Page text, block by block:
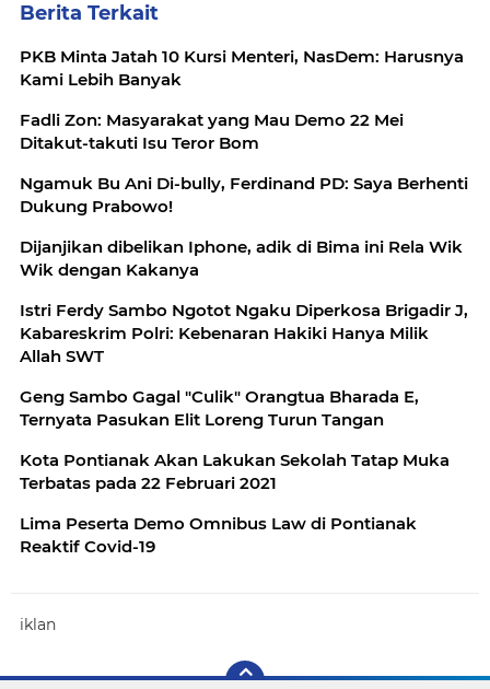
Berita Terkait
PKB Minta Jatah 10 Kursi Menteri, NasDem: Harusnya
Kami Lebih Banyak
Fadli Zon: Masyarakat yang Mau Demo 22 Mei
Ditakut-takuti Isu Teror Bom
Ngamuk Bu Ani Di-bully, Ferdinand PD: Saya Berhenti
Dukung Prabowo!
Dijanjikan dibelikan Iphone, adik di Bima ini Rela Wik
Wik dengan Kakanya
Istri Ferdy Sambo Ngotot Ngaku Diperkosa Brigadir J,
Kabareskrim Polri: Kebenaran Hakiki Hanya Milik
Allah SWT
Geng Sambo Gagal "Culik" Orangtua Bharada E,
Ternyata Pasukan Elit Loreng Turun Tangan
Kota Pontianak Akan Lakukan Sekolah Tatap Muka
Terbatas pada 22 Februari 2021
Lima Peserta Demo Omnibus Law di Pontianak
Reaktif Covid-19
iklan